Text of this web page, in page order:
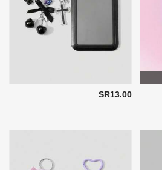
SR13.00